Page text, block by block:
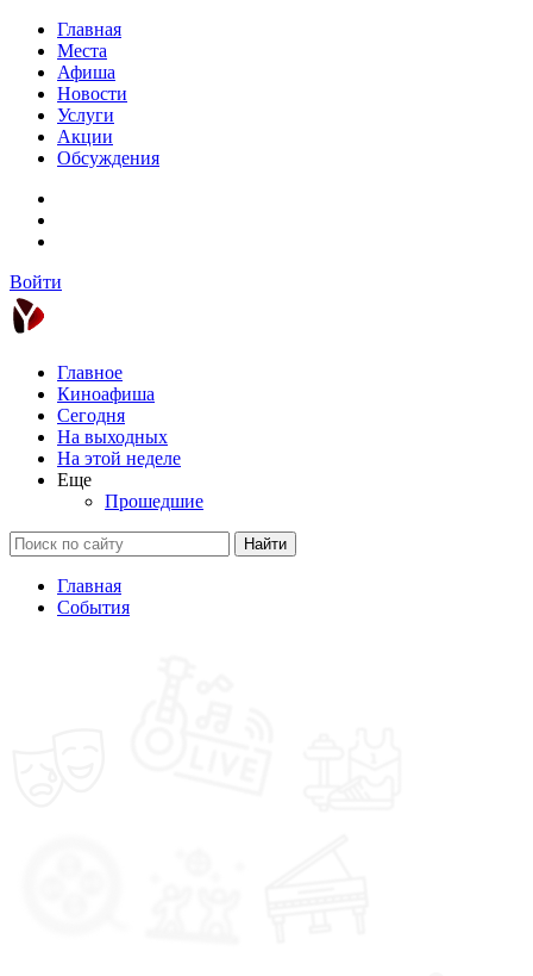
Главная
Места
Афиша
Новости
Услуги
Акции
Обсуждения
Войти
Главное
Киноафиша
Сегодня
На выходных
На этой неделе
Еще
Прошедшие
Найти
Главная
События